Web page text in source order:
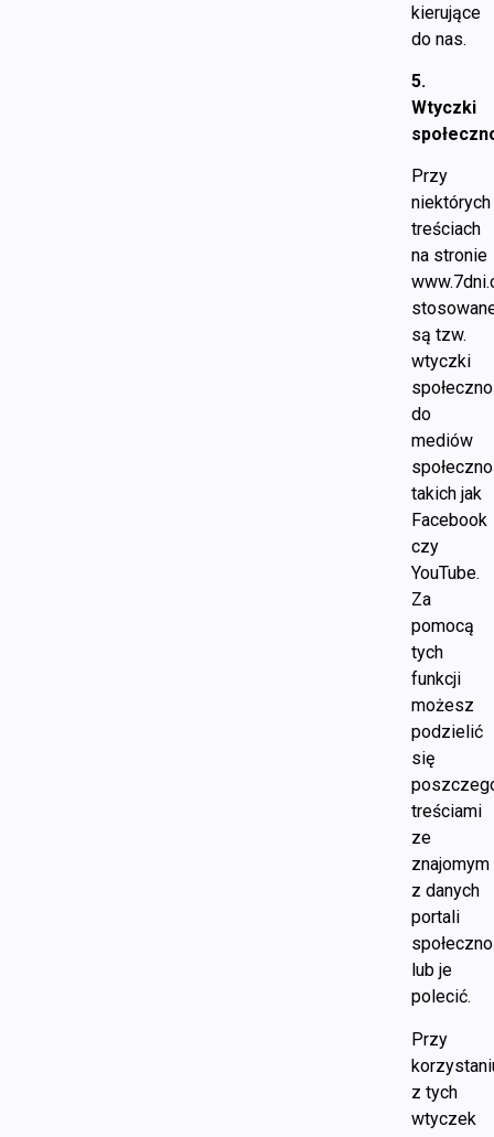
kierujące
do nas.
5.
Wtyczki
Przy
niektórych
treściach
na stronie
są tzw.
wtyczki
do
mediów
takich jak
Facebook
czy
YouTube.
Za
pomocą
tych
funkcji
możesz
podzielić
się
treściami
ze
znajomym
z danych
portali
lub je
polecić.
Przy
z tych
wtyczek